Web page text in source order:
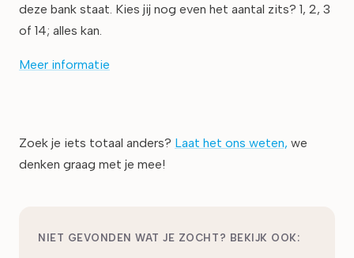
deze bank staat. Kies jij nog even het aantal zits? 1, 2, 3
of 14; alles kan.
Meer informatie
Zoek je iets totaal anders? Laat het ons weten, we
denken graag met je mee!
NIET GEVONDEN WAT JE ZOCHT? BEKIJK OOK: